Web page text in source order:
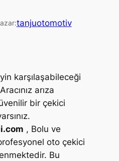
tanjuotomotiv
karşılaşabileceği
arıza
bir çekici
, Bolu ve
oto çekici
Bu